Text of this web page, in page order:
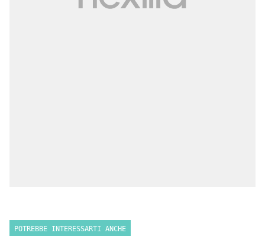
POTREBBE INTERESSARTI ANCHE